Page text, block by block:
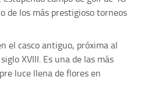
de los más prestigioso torneos
el casco antiguo, próxima al
XVIII. Es una de las más
luce llena de flores en